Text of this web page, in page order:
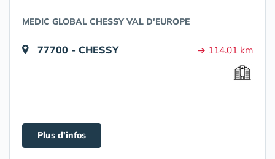
MEDIC GLOBAL CHESSY VAL D'EUROPE
77700 - CHESSY ➔ 114.01 km
Plus d'infos